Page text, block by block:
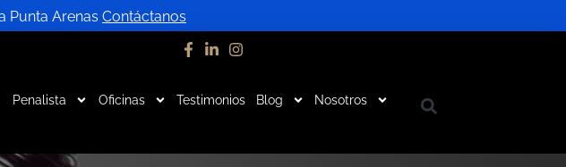
Punta Arenas Contáctanos
Penalista Oficinas Testimonios Blog Nosotros